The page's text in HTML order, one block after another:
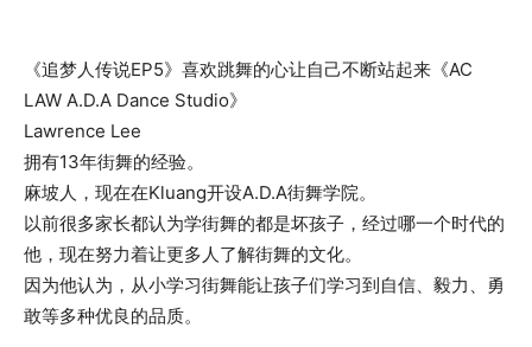
《追梦人传说EP5》喜欢跳舞的心让自己不断站起来《AC
LAW A.D.A Dance Studio》
Lawrence Lee
拥有13年街舞的经验。
麻坡人，现在在Kluang开设A.D.A街舞学院。
以前很多家长都认为学街舞的都是坏孩子，经过哪一个时代的
他，现在努力着让更多人了解街舞的文化。
因为他认为，从小学习街舞能让孩子们学习到自信、毅力、勇
敢等多种优良的品质。